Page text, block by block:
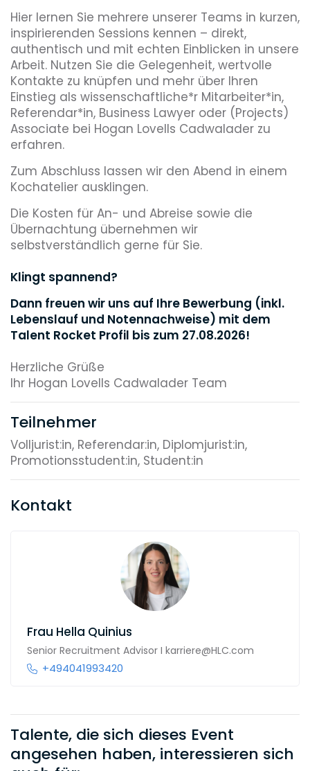
Hier lernen Sie mehrere unserer Teams in kurzen,
inspirierenden Sessions kennen – direkt,
authentisch und mit echten Einblicken in unsere
Arbeit. Nutzen Sie die Gelegenheit, wertvolle
Kontakte zu knüpfen und mehr über Ihren
Einstieg als wissenschaftliche*r Mitarbeiter*in,
Referendar*in, Business Lawyer oder (Projects)
Associate bei Hogan Lovells Cadwalader zu
erfahren.
Zum Abschluss lassen wir den Abend in einem
Kochatelier ausklingen.
Die Kosten für An- und Abreise sowie die
Übernachtung übernehmen wir
selbstverständlich gerne für Sie.
Klingt spannend?
Dann freuen wir uns auf Ihre Bewerbung (inkl.
Lebenslauf und Notennachweise) mit dem
Talent Rocket Profil bis zum 27.08.2026!
Herzliche Grüße
Ihr Hogan Lovells Cadwalader Team
Teilnehmer
Volljurist:in, Referendar:in, Diplomjurist:in,
Promotionsstudent:in, Student:in
Kontakt
Frau Hella Quinius
Senior Recruitment Advisor I karriere@HLC.com
+494041993420
Talente, die sich dieses Event
angesehen haben, interessieren sich